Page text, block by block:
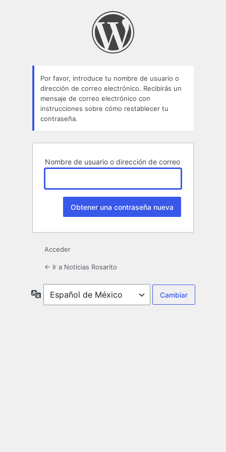
Por favor, introduce tu nombre de usuario o
dirección de correo electrónico. Recibirás un
mensaje de correo electrónico con
instrucciones sobre cómo restablecer tu
contraseña.
Nombre de usuario o dirección de correo
Acceder
← Ir a Noticias Rosarito
Idioma